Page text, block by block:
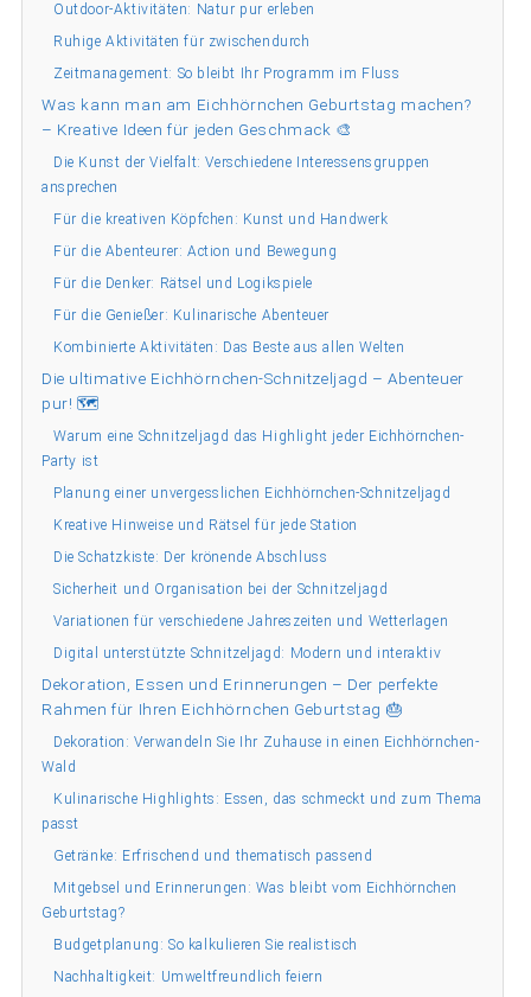
Outdoor-Aktivitäten: Natur pur erleben
Ruhige Aktivitäten für zwischendurch
Zeitmanagement: So bleibt Ihr Programm im Fluss
Was kann man am Eichhörnchen Geburtstag machen?
– Kreative Ideen für jeden Geschmack 🎨
Die Kunst der Vielfalt: Verschiedene Interessensgruppen
ansprechen
Für die kreativen Köpfchen: Kunst und Handwerk
Für die Abenteurer: Action und Bewegung
Für die Denker: Rätsel und Logikspiele
Für die Genießer: Kulinarische Abenteuer
Kombinierte Aktivitäten: Das Beste aus allen Welten
Die ultimative Eichhörnchen-Schnitzeljagd – Abenteuer
pur! 🗺️
Warum eine Schnitzeljagd das Highlight jeder Eichhörnchen-
Party ist
Planung einer unvergesslichen Eichhörnchen-Schnitzeljagd
Kreative Hinweise und Rätsel für jede Station
Die Schatzkiste: Der krönende Abschluss
Sicherheit und Organisation bei der Schnitzeljagd
Variationen für verschiedene Jahreszeiten und Wetterlagen
Digital unterstützte Schnitzeljagd: Modern und interaktiv
Dekoration, Essen und Erinnerungen – Der perfekte
Rahmen für Ihren Eichhörnchen Geburtstag 🎂
Dekoration: Verwandeln Sie Ihr Zuhause in einen Eichhörnchen-
Wald
Kulinarische Highlights: Essen, das schmeckt und zum Thema
passt
Getränke: Erfrischend und thematisch passend
Mitgebsel und Erinnerungen: Was bleibt vom Eichhörnchen
Geburtstag?
Budgetplanung: So kalkulieren Sie realistisch
Nachhaltigkeit: Umweltfreundlich feiern